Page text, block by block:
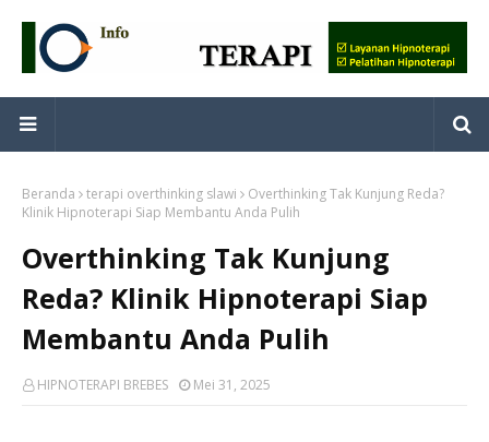
Beranda terapi overthinking slawi
Overthinking Tak Kunjung Reda?
Klinik Hipnoterapi Siap Membantu Anda Pulih
Overthinking Tak Kunjung
Reda? Klinik Hipnoterapi Siap
Membantu Anda Pulih
HIPNOTERAPI BREBES Mei 31, 2025